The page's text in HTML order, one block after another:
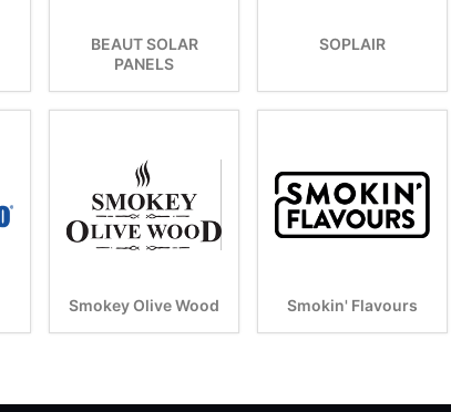
BEAUT SOLAR
PANELS
SOPLAIR
Smokey Olive Wood Smokin' Flavours